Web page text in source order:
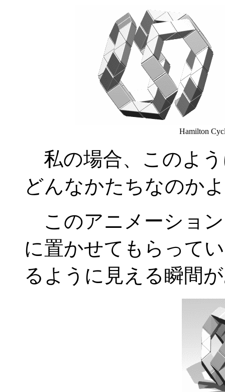
Hamilton
私の場合、このよ
どんなかたちなのか
このアニメーショ
に置かせてもらって
るように見える瞬間